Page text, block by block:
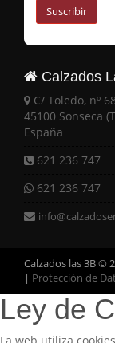
Suscribir
Calzados
C/ Toledo, nº 68
45100 Sonseca
España
621 236 747
621 236 747
Calzados las 3B ©
| Protección de
Ley de